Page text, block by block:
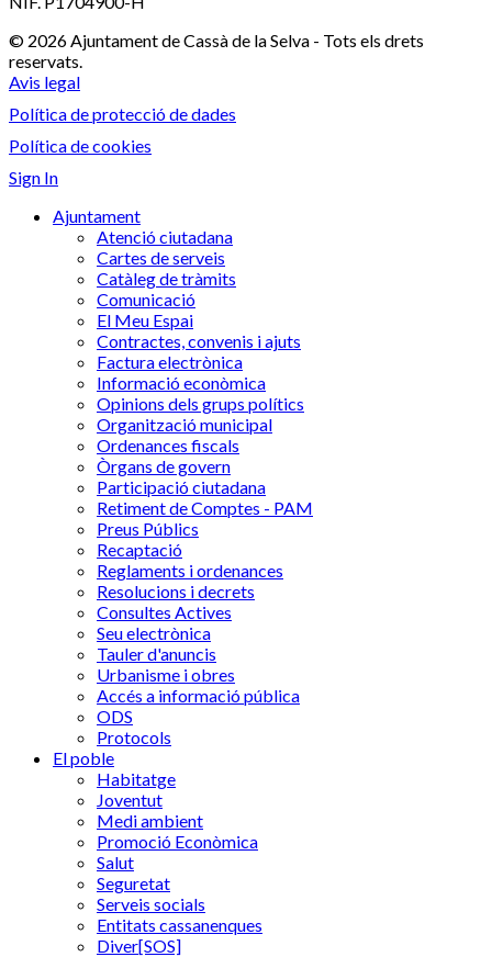
© 2026 Ajuntament de Cassà de la Selva - Tots els drets
reservats.
Avis legal
Política de protecció de dades
Política de cookies
Sign In
Ajuntament
Atenció ciutadana
Cartes de serveis
Catàleg de tràmits
Comunicació
El Meu Espai
Contractes, convenis i ajuts
Factura electrònica
Informació econòmica
Opinions dels grups polítics
Organització municipal
Ordenances fiscals
Òrgans de govern
Participació ciutadana
Retiment de Comptes - PAM
Preus Públics
Recaptació
Reglaments i ordenances
Resolucions i decrets
Consultes Actives
Seu electrònica
Tauler d'anuncis
Urbanisme i obres
Accés a informació pública
ODS
Protocols
El poble
Habitatge
Joventut
Medi ambient
Promoció Econòmica
Salut
Seguretat
Serveis socials
Entitats cassanenques
Diver[SOS]